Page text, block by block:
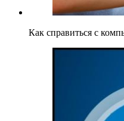
Как справиться с